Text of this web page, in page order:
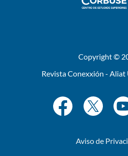
Copyright ©
Revista Conexxión -
Aviso de